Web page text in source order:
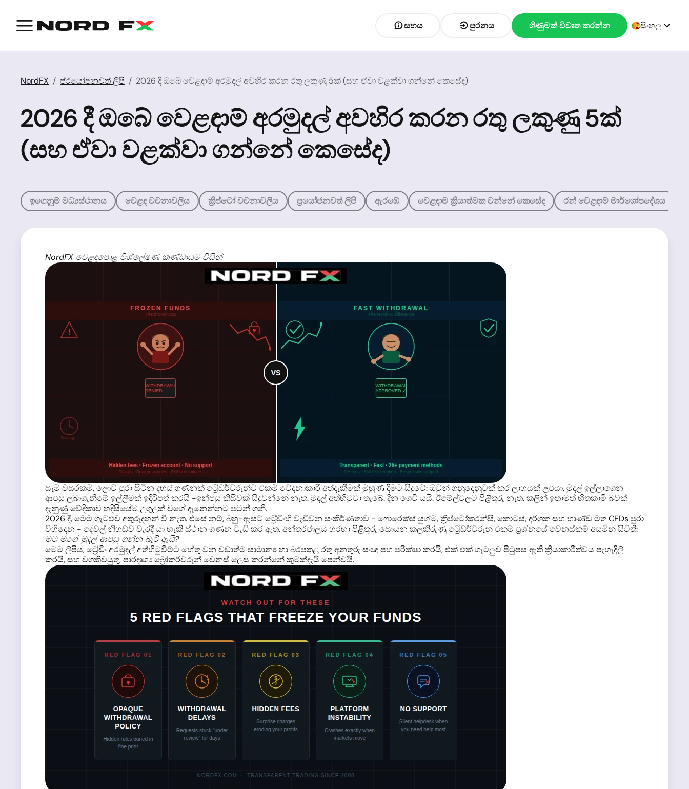
සහය පුරනය ගිණුමක් විවෘත කරන්න සිංහල
NordFX ප්රයෝජනවත් ලිපි 2026 දී ඔබේ වෙළඳාම් අරමුදල් අවහිර කරන රතු ලකුණු 5ක් (සහ ඒවා වළක්වා ගන්නේ කෙසේද)
2026 දී ඔබේ වෙළඳාම් අරමුදල් අවහිර කරන රතු ලකුණු 5ක්
(සහ ඒවා වළක්වා ගන්නේ කෙසේද)
ඉගෙනුම් මධ්‍යස්ථානය වෙළඳ වචනාවලිය ක්‍රිප්ටෝ වචනාවලිය ප්‍රයෝජනවත් ලිපි ඇරඹේ වෙළඳාම ක්‍රියාත්මක වන්නේ කෙසේද රන් වෙළඳාම් මාර්ගෝපදේශය
NordFX වෙළඳපොළ විශ්ලේෂණ කණ්ඩායම විසින්
සෑම වසරකම, ලොව පුරා සිටින දහස් ගණනක් ට්‍රේඩර්වරුන්ට එකම වේදනාකාරී අත්දැකීමක් මුහුණ දීමට සිදුවේ: ඔවුන් ගනුදෙනුවක් කර ලාභයක් උපයා, මුදල් ඉල්ලාගෙන
ආපසු ලබාගැනීමේ ඉල්ලීමක් ඉදිරිපත් කරයි -ඉන්පසු කිසිවක් සිදුවන්නේ නැත. මුදල් අත්හිටුවා තැබේ. දින ගෙවී යයි. ඊමේල්වලට පිළිතුරු නැත. කලින් ඉතාමත් හිතකාමී බවක්
දැනුණු වේදිකාව හදිසියේම උගුලක් වගේ දැනෙන්නට පටන් ගනී.
2026 දී, මෙම ගැටළුව අතුරුදහන් වී නැත. එසේ නම්, බහු-ඇසට් ට්‍රේඩිංහි වැඩිවන සංකීර්ණතාව - ෆොරෙක්ස් යුග්ම, ක්‍රිප්ටෝකරන්සි, කොටස්, දර්ශක සහ භාණ්ඩ මත CFDs පුරා
විහිදෙන - දේවල් නිහඬව වැරදී යා හැකි ස්ථාන ගණන වැඩි කර ඇත. අන්තර්ජාලය හරහා පිළිතුරු සොයන කලකිරුණු ට්‍රේඩර්වරුන් එකම ප්‍රශ්නයේ වෙනස්කම් අසමින් සිටිති:
මට මගේ මුදල් ආපසු ගන්න බැරි ඇයි?
මෙම ලිපිය, ට්‍රේඩිං අරමුදල් අත්හිටුවීම්ට හේතු වන වඩාත්ම සාමාන්‍ය හා බරපතළ රතු අනතුරු සංඥා පහ පරීක්ෂා කරයි, එක් එක් ගැටලුව පිටුපස ඇති ක්‍රියාකාරීත්වය පැහැදිලි
කරයි, සහ වගකිවයුතු, පාරදෘශ්‍ය බ්‍රෝකර්වරුන් වෙනස් ලෙස කරන්නේ කුමක්දැයි පෙන්වයි.